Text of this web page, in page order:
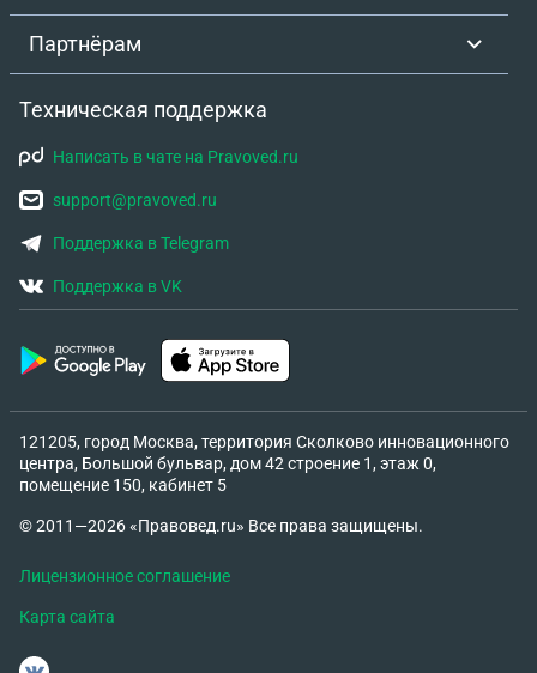
Партнёрам
Техническая поддержка
Написать в чате на Pravoved.ru
support@pravoved.ru
Поддержка в Telegram
Поддержка в VK
121205, город Москва, территория Сколково инновационного
центра, Большой бульвар, дом 42 строение 1, этаж 0,
помещение 150, кабинет 5
© 2011—2026 «Правовед.ru» Все права защищены.
Лицензионное соглашение
Карта сайта